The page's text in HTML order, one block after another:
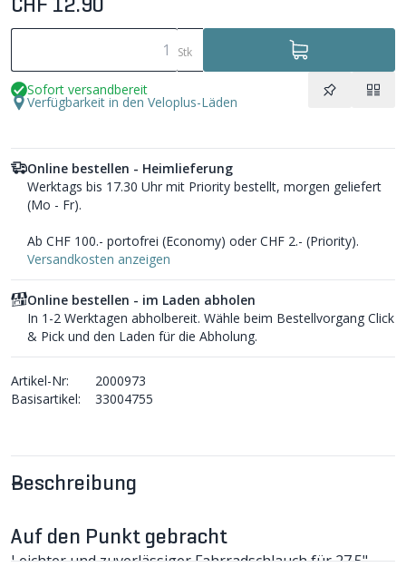
Beschreibung
Auf den Punkt gebracht
Leichter und zuverlässiger Fahrradschlauch für 27.5",
CHF 12.90
Stk
Sofort versandbereit
Verfügbarkeit in den Veloplus-Läden
Online bestellen - Heimlieferung
Werktags bis 17.30 Uhr mit Priority bestellt, morgen geliefert
(Mo - Fr).
Ab CHF 100.- portofrei (Economy) oder CHF 2.- (Priority).
Versandkosten anzeigen
Online bestellen - im Laden abholen
In 1-2 Werktagen abholbereit. Wähle beim Bestellvorgang Click
& Pick und den Laden für die Abholung.
Artikel-Nr:
2000973
Basisartikel:
33004755